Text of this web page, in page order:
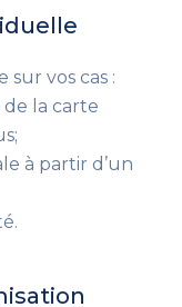
vos cas :
la carte
à partir d’un